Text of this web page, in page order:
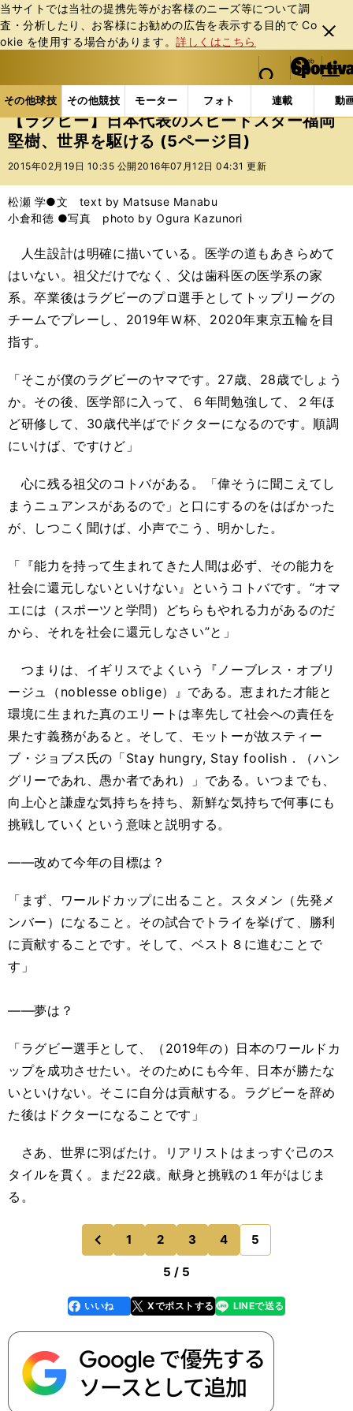
当サイトでは当社の提携先等がお客様のニーズ等について調
査・分析したり、お客様にお勧めの広告を表⽰する⽬的で Co
okie を使⽤する場合があります。詳しくはこちら
閉じ
る
web Sportiva (webスポルティーバ)
検索
マイペ
ー
ジ
メニュ
その他球技 その他競技 モーター フォト 連載 動
ス
ポ
ル
バ
その他球技の記事一覧 ラグビー 【ラグビー】日本
【ラグビー】日本代表のスピードスター福岡
堅樹、世界を駆ける (5ページ目)
2015年02月19日 10:35 公開 2016年07月12日 04:31 更新
松瀬 学●文 text by Matsuse Manabu
小倉和徳 ●写真 photo by Ogura Kazunori
人生設計は明確に描いている。医学の道もあきらめて
はいない。祖父だけでなく、父は歯科医の医学系の家
系。卒業後はラグビーのプロ選手としてトップリーグの
チームでプレーし、2019年Ｗ杯、2020年東京五輪を目
指す。
「そこが僕のラグビーのヤマです。27歳、28歳でしょう
か。その後、医学部に入って、６年間勉強して、２年ほ
ど研修して、30歳代半ばでドクターになるのです。順調
にいけば、ですけど」
心に残る祖父のコトバがある。「偉そうに聞こえてし
まうニュアンスがあるので」と口にするのをはばかった
が、しつこく聞けば、小声でこう、明かした。
「『能力を持って生まれてきた人間は必ず、その能力を
社会に還元しないといけない』というコトバです。“オマ
エには（スポーツと学問）どちらもやれる力があるのだ
から、それを社会に還元しなさい”と」
つまりは、イギリスでよくいう『ノーブレス・オブリ
ージュ（noblesse oblige）』である。恵まれた才能と
環境に生まれた真のエリートは率先して社会への責任を
果たす義務があると。そして、モットーが故スティー
ブ・ジョブス氏の「Stay hungry, Stay foolish．（ハン
グリーであれ、愚か者であれ）」である。いつまでも、
向上心と謙虚な気持ちを持ち、新鮮な気持ちで何事にも
挑戦していくという意味と説明する。
――改めて今年の目標は？
「まず、ワールドカップに出ること。スタメン（先発メ
ンバー）になること。その試合でトライを挙げて、勝利
に貢献することです。そして、ベスト８に進むことで
す」
――夢は？
「ラグビー選手として、（2019年の）日本のワールドカ
ップを成功させたい。そのためにも今年、日本が勝たな
いといけない。そこに自分は貢献する。ラグビーを辞め
た後はドクターになることです」
さあ、世界に羽ばたけ。リアリストはまっすぐ己のス
タイルを貫く。まだ22歳。献身と挑戦の１年がはじま
る。
前
のページへ
1 2 3 4 5
5 / 5
faceboo
k
いいね Xでポストする
line LINEで送る